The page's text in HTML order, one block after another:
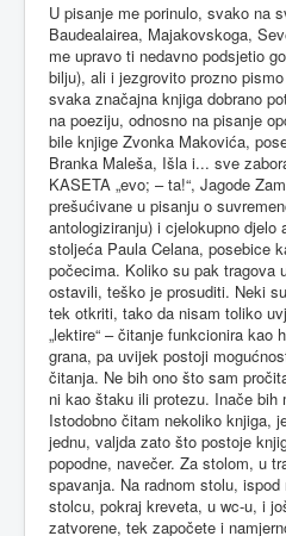
U pisanje me porinulo, svako na
Baudealairea, Majakovskoga,
me upravo ti nedavno podsjetio
bilju), ali i jezgrovito prozno
svaka značajna knjiga dobrano
na poeziju, odnosno na pisanje
bile knjige Zvonka Makovića,
Branka Maleša, Išla i... sve
KASETA „evo; – ta!“, Jagode
prešućivane u pisanju o
antologiziranju) i cjelokupno djelo
stoljeća Paula Celana, posebice
počecima. Koliko su pak tragova
ostavili, teško je prosuditi. Neki
tek otkriti, tako da nisam toliko
„lektire“ – čitanje funkcionira kao
grana, pa uvijek postoji
čitanja. Ne bih ono što sam
ni kao štaku ili protezu. Inače bih
Istodobno čitam nekoliko knjiga,
jednu, valjda zato što postoje
popodne, navečer. Za stolom, u
spavanja. Na radnom stolu,
stolcu, pokraj kreveta, u wc-u, i
zatvorene, tek započete i